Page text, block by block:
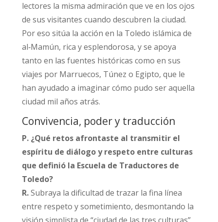
lectores la misma admiración que ve en los ojos
de sus visitantes cuando descubren la ciudad.
Por eso sitúa la acción en la Toledo islámica de
al‑Mamún, rica y esplendorosa, y se apoya
tanto en las fuentes históricas como en sus
viajes por Marruecos, Túnez o Egipto, que le
han ayudado a imaginar cómo pudo ser aquella
ciudad mil años atrás.​
Convivencia, poder y traducción
P. ¿Qué retos afrontaste al transmitir el
espíritu de diálogo y respeto entre culturas
que definió la Escuela de Traductores de
Toledo?
R.Subraya la dificultad de trazar la fina línea
entre respeto y sometimiento, desmontando la